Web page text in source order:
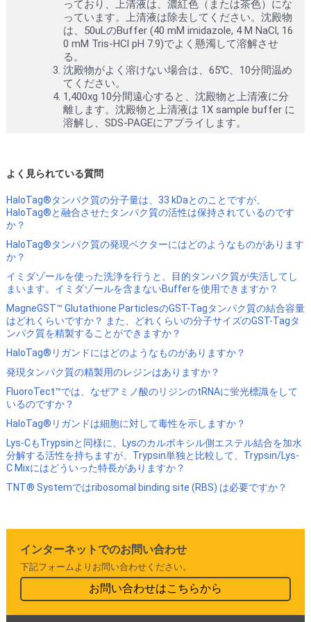
っており、上清液は、濃紅色（または茶色）にな
っています。上清液は除去してください。沈殿物
は、50uLのBuffer (40 mM imidazole, 4 M NaCl, 16
0 mM Tris-HCl pH 7.9)でよく懸濁して溶解させ
る。
沈殿物がよく溶けない場合は、65℃、10分間温め
てください。
1,400xg 10分間遠心すると、沈殿物と上清液に分
離します。沈殿物と上清液は 1X sample buffer に
溶解し、SDS-PAGEにアプライします。
よく見られている質問
HaloTag®タンパク質の分子量は、33 kDaとのことですが、
HaloTag®と融合させたタンパク質の活性は保持されているのです
か？
HaloTag®タンパク質の発現ベクターにはどのようなものがあります
か？
イミダゾールを使った洗浄を行うと、目的タンパク質が失活してし
まいます。イミダゾールを含まないBufferを使用できますか？
MagneGST™ Glutathione ParticlesのGST-Tagタンパク質の結合容量
はどれくらいですか？ また、どれくらいの分子サイズのGST-Tagタ
ンパク質を精製することができますか？
HaloTag®リガンドにはどのようなものがありますか？
発現タンパク質の精製用のレジンはありますか？
FluoroTect™では、なぜアミノ酸のリジンのtRNAに蛍光標識をして
いるのですか？
HaloTag®リガンドは細胞に対して毒性を示しますか？
Lys-CもTrypsinと同様に、Lysのカルボキシル側エステル結合を加水
分解する活性を持ちますが、Trypsin単独と比較して、Trypsin/Lys-
C Mixにはどういった特長がありますか？
TNT® Systemではribosomal binding site (RBS) は必要ですか？
インターネットでのお問い合わせ
下記フォームよりお問い合わせください。
お問い合わせはこちらから